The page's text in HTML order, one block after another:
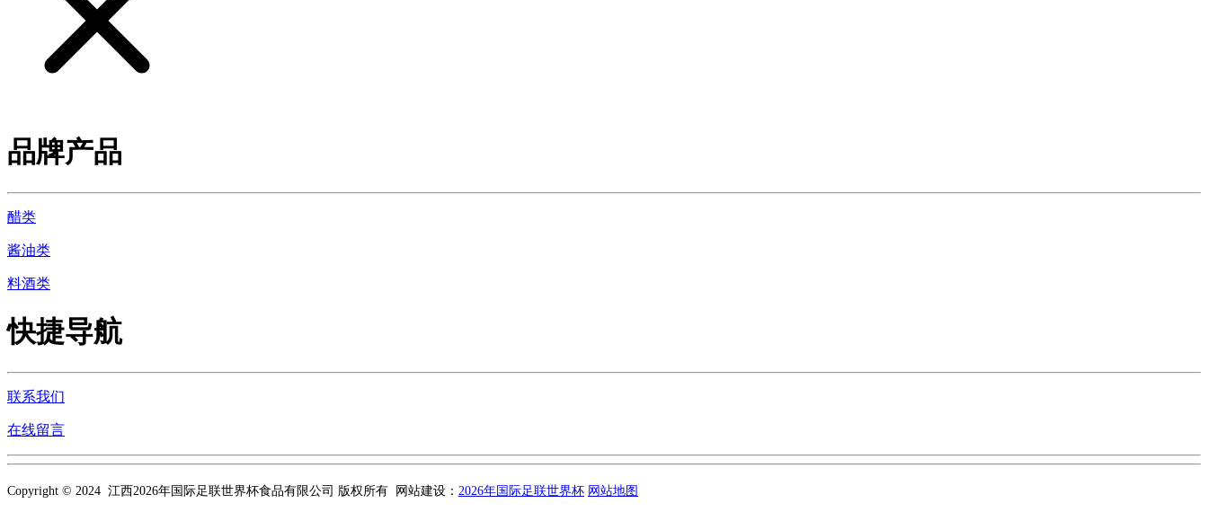
品牌产品
醋类
酱油类
料酒类
快捷导航
联系我们
在线留言
Copyright © 2024 江西2026年国际足联世界杯食品有限公司 版权所有 网站建设： 2026年国际足联世界杯 网站地图